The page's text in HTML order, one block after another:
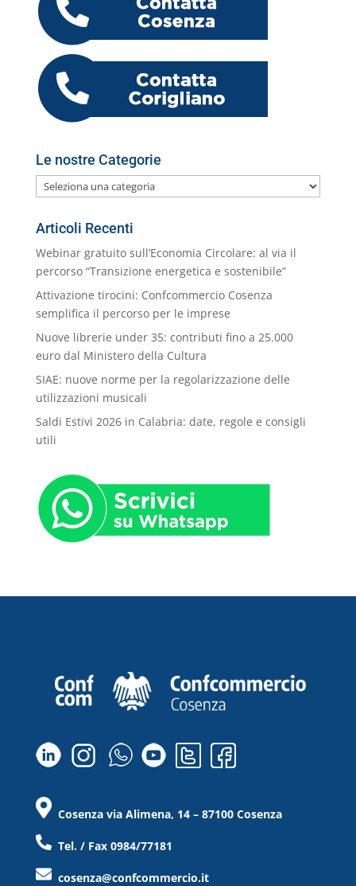
o
k
p
M
ai
l
Le nostre Categorie
Le
nostre
Categorie
Articoli Recenti
Webinar gratuito sull’Economia Circolare: al via il
percorso “Transizione energetica e sostenibile”
Attivazione tirocini: Confcommercio Cosenza
semplifica il percorso per le imprese
Nuove librerie under 35: contributi fino a 25.000
euro dal Ministero della Cultura
SIAE: nuove norme per la regolarizzazione delle
utilizzazioni musicali
Saldi Estivi 2026 in Calabria: date, regole e consigli
utili
Cosenza via Alimena, 14 – 87100 Cosenza
Tel. / Fax 0984/77181
cosenza@confcommercio.it